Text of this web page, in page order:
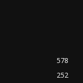
578
252